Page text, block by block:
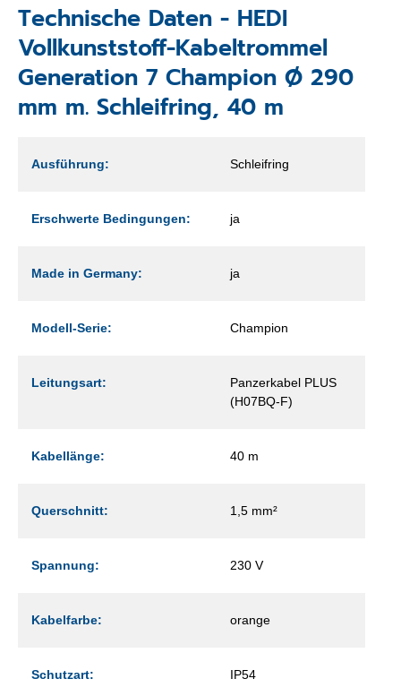
Technische Daten - HEDI
Vollkunststoff-Kabeltrommel
Generation 7 Champion Ø 290
mm m. Schleifring, 40 m
Ausführung: Schleifring
Erschwerte Bedingungen: ja
Made in Germany: ja
Modell-Serie: Champion
Leitungsart:
Panzerkabel PLUS
(H07BQ-F)
Kabellänge: 40 m
Querschnitt: 1,5 mm²
Spannung: 230 V
Kabelfarbe: orange
Schutzart: IP54